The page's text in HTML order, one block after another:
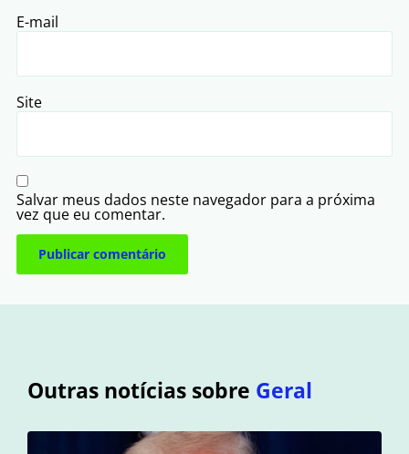
E-mail
Site
Salvar meus dados neste navegador para a próxima
vez que eu comentar.
Outras notícias sobre Geral